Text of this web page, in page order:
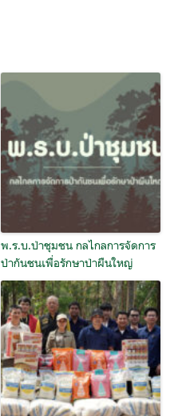
พ.ร.บ.ป่าชุมชน กลไกลการจัดการ
ป่ากันชนเพื่อรักษาป่าผืนใหญ่